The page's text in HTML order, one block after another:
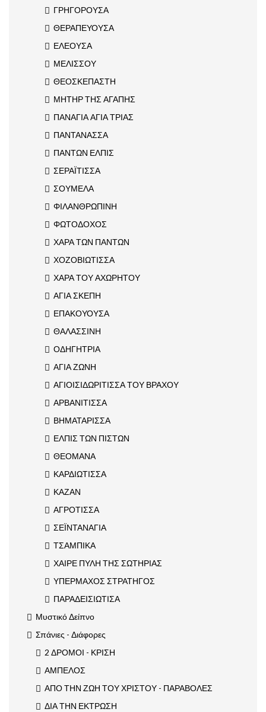
ΓΡΗΓΟΡΟΥΣΑ
ΘΕΡΑΠΕΥΟΥΣΑ
ΕΛΕΟΥΣΑ
ΜΕΛΙΣΣΟΥ
ΘΕΟΣΚΕΠΑΣΤΗ
ΜΗΤΗΡ ΤΗΣ ΑΓΑΠΗΣ
ΠΑΝΑΓΙΑ ΑΓΙΑ ΤΡΙΑΣ
ΠΑΝΤΑΝΑΣΣΑ
ΠΑΝΤΩΝ ΕΛΠΙΣ
ΣΕΡΑΪΤΙΣΣΑ
ΣΟΥΜΕΛΑ
ΦΙΛΑΝΘΡΩΠΙΝΗ
ΦΩΤΟΔΟΧΟΣ
ΧΑΡΑ ΤΩΝ ΠΑΝΤΩΝ
ΧΟΖΟΒΙΩΤΙΣΣΑ
ΧΑΡΑ ΤΟΥ ΑΧΩΡΗΤΟΥ
ΑΓΙΑ ΣΚΕΠΗ
ΕΠΑΚΟΥΟΥΣΑ
ΘΑΛΑΣΣΙΝΗ
ΟΔΗΓΗΤΡΙΑ
ΑΓΙΑ ΖΩΝΗ
ΑΓΙΟΙΣΙΔΩΡΙΤΙΣΣΑ ΤΟΥ ΒΡΑΧΟΥ
ΑΡΒΑΝΙΤΙΣΣΑ
ΒΗΜΑΤΑΡΙΣΣΑ
ΕΛΠΙΣ ΤΩΝ ΠΙΣΤΩΝ
ΘΕΟΜΑΝΑ
ΚΑΡΔΙΩΤΙΣΣΑ
ΚΑΖΑΝ
ΑΓΡΟΤΙΣΣΑ
ΣΕΪΝΤΑΝΑΓΙΑ
ΤΣΑΜΠΙΚΑ
ΧΑΙΡΕ ΠΥΛΗ ΤΗΣ ΣΩΤΗΡΙΑΣ
ΥΠΕΡΜΑΧΟΣ ΣΤΡΑΤΗΓΟΣ
ΠΑΡΑΔΕΙΣΙΩΤΙΣΑ
Μυστικό Δείπνο
Σπάνιες - Διάφορες
2 ΔΡΟΜΟΙ - ΚΡΙΣΗ
ΑΜΠΕΛΟΣ
ΑΠΟ ΤΗΝ ΖΩΗ ΤΟΥ ΧΡΙΣΤΟΥ - ΠΑΡΑΒΟΛΕΣ
ΔΙΑ ΤΗΝ ΕΚΤΡΩΣΗ